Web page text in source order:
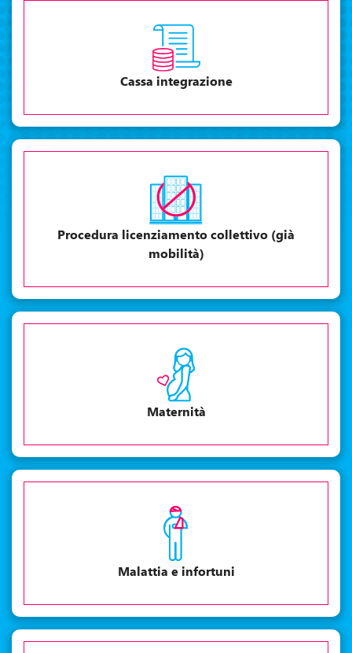
Cassa integrazione
Procedura licenziamento collettivo (già
mobilità)
Maternità
Malattia e infortuni